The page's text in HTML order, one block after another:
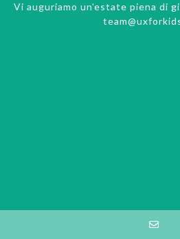
Vi auguriamo un'estate piena di